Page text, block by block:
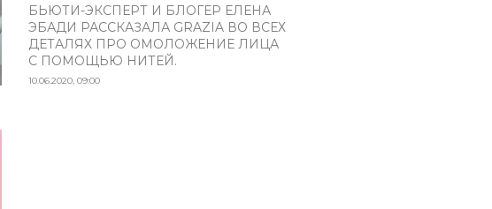
БЬЮТИ-ЭКСПЕРТ И БЛОГЕР ЕЛЕНА
ЭБАДИ РАССКАЗАЛА GRAZIA ВО ВСЕХ
ДЕТАЛЯХ ПРО ОМОЛОЖЕНИЕ ЛИЦА
С ПОМОЩЬЮ НИТЕЙ.
10.06.2020, 09:00